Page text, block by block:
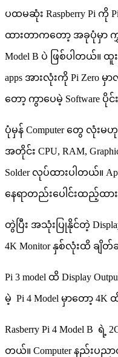
ပထမဆုံး Raspberry Pi ကို
ထားတာကတော့ အခုပုံမှာ ကျွှ
Model B ပဲ ဖြစ်ပါတယ်။ ထူ
apps အားလုံးကို Pi Zero မှာ
တော့ ကွာပေမဲ့ Software
ပုံမှန် Computer တွေ လုံးမ
အတိုင်း CPU, RAM,
Solder လုပ်ထားပါတယ်။
နေရာတည်းပေါင်းထည့်ထာ
တွဲပြီး အသုံးပြုနိုင်တဲ့
4K Monitor နှစ်လုံးထိ ခ
Pi 3 model ထိ Display
မဲ့ Pi 4 Model မှာတော့
Rasberry Pi 4 Model B ရဲ့
တယ်။ Computer နည်းပ